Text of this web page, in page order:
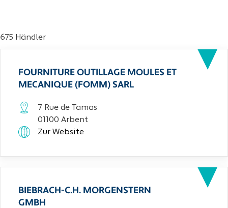
675 Händler
FOURNITURE OUTILLAGE MOULES ET
MECANIQUE (FOMM) SARL
7 Rue de Tamas
01100 Arbent
Zur Website
BIEBRACH-C.H. MORGENSTERN
GMBH